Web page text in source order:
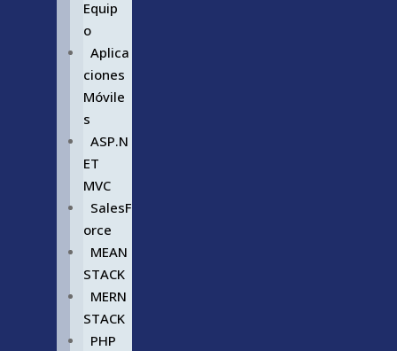
Equip
o
Aplica
ciones
Móvile
s
ASP.N
ET
MVC
SalesF
orce
MEAN
STACK
MERN
STACK
PHP